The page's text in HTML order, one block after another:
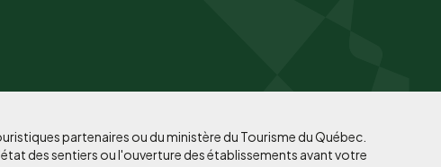
partenaires ou du ministère du Tourisme du Québec.
des sentiers ou l'ouverture des établissements avant votre